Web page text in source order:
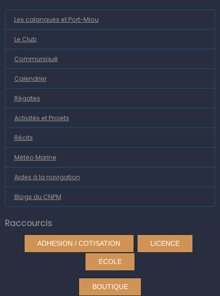
Les calanques et Port-Miou
Le Club
Communiqué
Calendrier
Régates
Activités et Projets
Récits
Météo Marine
Aides à la navigation
Blogs du CNPM
Raccourcis
ADHESION / COTISATION LICENCE
ECOLE
BOUTIQUE